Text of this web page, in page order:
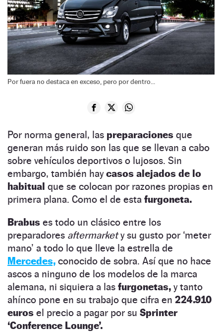
Por fuera no destaca en exceso, pero por dentro...
Por norma general, las preparaciones que
generan más ruido son las que se llevan a cabo
sobre vehículos deportivos o lujosos. Sin
embargo, también haycasos alejados de lo
habitual que se colocan por razones propias en
primera plana. Como el de esta furgoneta.
Brabus es todo un clásico entre los
preparadores aftermarkety su gusto por ‘meter
mano’ a todo lo que lleve la estrella de
Mercedes, conocido de sobra. Así que no hace
ascos a ninguno de los modelos de la marca
alemana, ni siquiera a las furgonetas, y tanto
ahínco pone en su trabajo que cifra en 224.910
euros el precio a pagar por su Sprinter
‘Conference Lounge’.